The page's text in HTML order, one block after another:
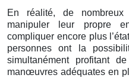
En réalité, de
manipuler leur propre
compliquer encore plus
personnes ont la
simultanément profitant
manœuvres adéquates en